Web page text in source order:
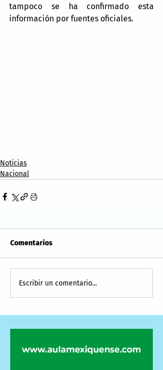
tampoco se ha confirmado esta
información por fuentes oficiales.
Noticias
Nacional
Comentarios
Escribir un comentario...